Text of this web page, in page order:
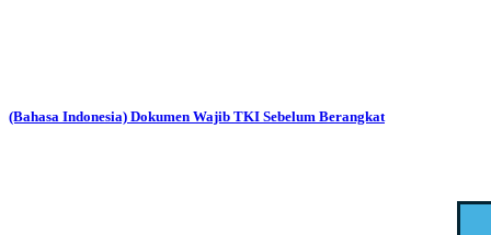
(Bahasa Indonesia) Dokumen Wajib TKI Sebelum Berangkat